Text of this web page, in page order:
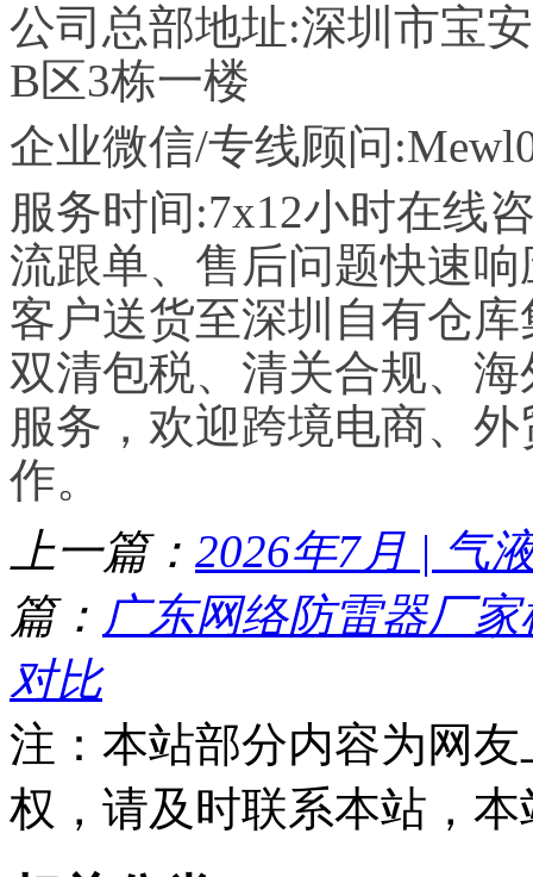
公司总部地址:深圳市宝
B区3栋一楼
企业微信/专线顾问
服务时间:7x12小时在线
流跟单、售后问题快速
客户送货至深圳自有仓
双清包税、清关合规、
服务，欢迎跨境电商、
作。
上一篇： 2026年7月 | 气
篇： 广东网络防雷器厂
对比
注：本站部分内容为网
权，请及时联系本站，